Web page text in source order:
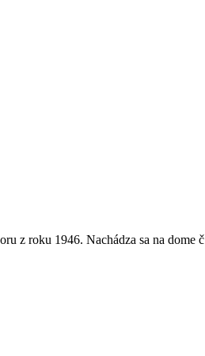
z roku 1946. Nachádza sa na dome